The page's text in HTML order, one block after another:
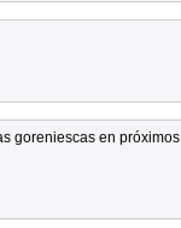
goreniescas en próximos